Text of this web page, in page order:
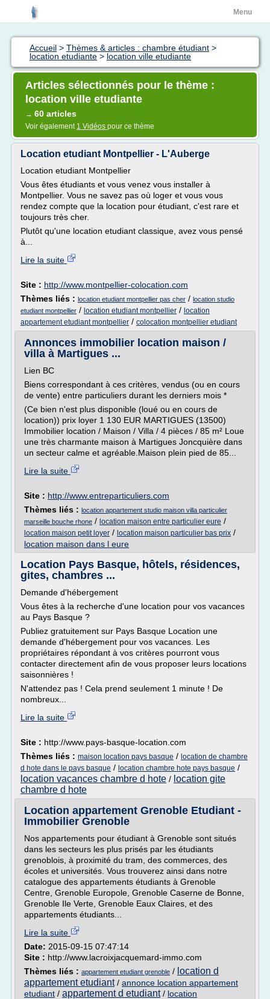
Menu
Accueil > Thèmes & articles : chambre étudiant >
location etudiante > location ville etudiante
Articles sélectionnés pour le thème :
location ville etudiante
→ 60 articles
Voir également 1 Vidéos pour ce thème
Location etudiant Montpellier - L'Auberge
Location etudiant Montpellier
Vous êtes étudiants et vous venez vous installer à
Montpellier. Vous ne savez pas où loger et vous vous
rendez compte que la location pour étudiant, c'est rare et
toujours très cher.
Plutôt qu'une location etudiant classique, avez vous pensé
à...
Lire la suite
Site : http://www.montpellier-colocation.com
Thèmes liés : location etudiant montpellier pas cher / location studio
etudiant montpellier / location etudiant montpellier / location
appartement etudiant montpellier / colocation montpellier etudiant
Annonces immobilier location maison /
villa à Martigues ...
Lien BC
Biens correspondant à ces critères, vendus (ou en cours
de vente) entre particuliers durant les derniers mois *
(Ce bien n'est plus disponible (loué ou en cours de
location)) prix loyer 1 130 EUR MARTIGUES (13500)
Immobilier location / Maison / Villa / 4 pièces / 85 m² Loue
une très charmante maison à Martigues Joncquière dans
un secteur calme et agréable.Maison plein pied de 85...
Lire la suite
Site : http://www.entreparticuliers.com
Thèmes liés : location appartement studio maison villa particulier
marseille bouche rhone / location maison entre particulier eure /
location maison petit loyer / location maison particulier bas prix /
location maison dans l eure
Location Pays Basque, hôtels, résidences,
gites, chambres ...
Demande d'hébergement
Vous êtes à la recherche d'une location pour vos vacances
au Pays Basque ?
Publiez gratuitement sur Pays Basque Location une
demande d'hébergement pour vos vacances. Les
propriétaires répondant à vos critères pourront vous
contacter directement afin de vous proposer leurs locations
saisonnières !
N'attendez pas ! Cela prend seulement 1 minute ! De
nombreux...
Lire la suite
Site : http://www.pays-basque-location.com
Thèmes liés : maison location pays basque / location de chambre
d hote dans le pays basque / location chambre hote pays basque /
location vacances chambre d hote / location gite
chambre d hote
Location appartement Grenoble Etudiant -
Immobilier Grenoble
Nos appartements pour étudiant à Grenoble sont situés
dans les secteurs les plus prisés par les étudiants
grenoblois, à proximité du tram, des commerces, des
écoles et universités. Vous trouverez ainsi dans notre
catalogue des appartements étudiants à Grenoble
Centre, Grenoble Europole, Grenoble Caserne de Bonne,
Grenoble Ile Verte, Grenoble Eaux Claires, et des
appartements étudiants...
Lire la suite
Date: 2015-09-15 07:47:14
Site : http://www.lacroixjacquemard-immo.com
Thèmes liés : appartement etudiant grenoble / location d
appartement etudiant/ annonce location appartement
etudiant / appartement d etudiant/ location